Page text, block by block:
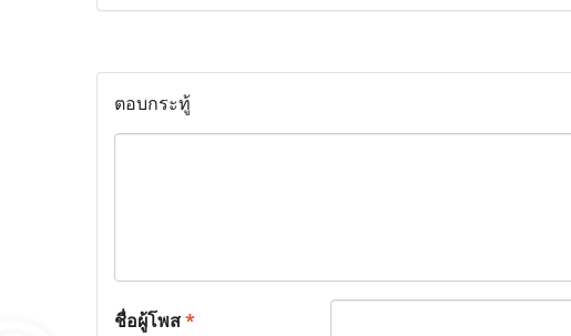
ตอบกระทู้
ชื่อผู้โพส*